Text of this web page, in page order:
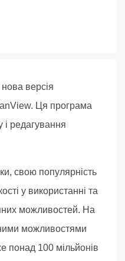
версія
Ця програма
і редагування
свою популярність
у використанні та
можливостей. На
можливостями
понад 100 мільйонів